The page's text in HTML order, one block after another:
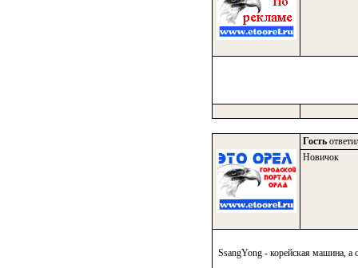
Гость
Новичок
SsangYong - корейская машина, а